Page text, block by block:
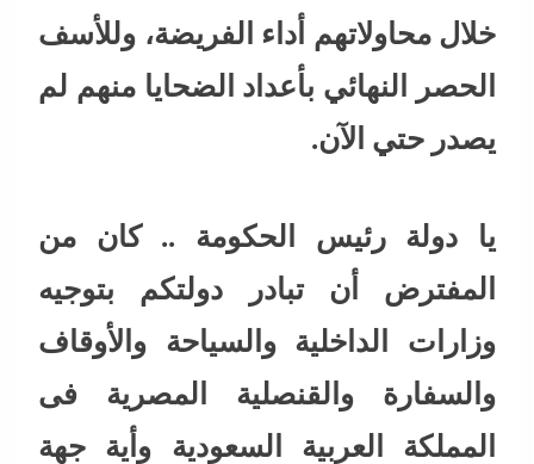
خلال محاولاتهم أداء الفريضة، وللأسف
الحصر النهائي بأعداد الضحايا منهم لم
يصدر حتي الآن.
يا دولة رئيس الحكومة .. كان من
المفترض أن تبادر دولتكم بتوجيه
وزارات الداخلية والسياحة والأوقاف
والسفارة والقنصلية المصرية فى
المملكة العربية السعودية وأية جهة